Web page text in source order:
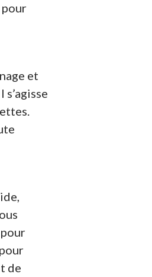
et
de